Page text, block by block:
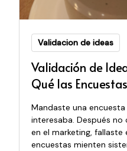
Validacion de ideas
Validación de
Qué las
Mandaste una
interesaba. Después
en el marketing, fallaste
encuestas mienten